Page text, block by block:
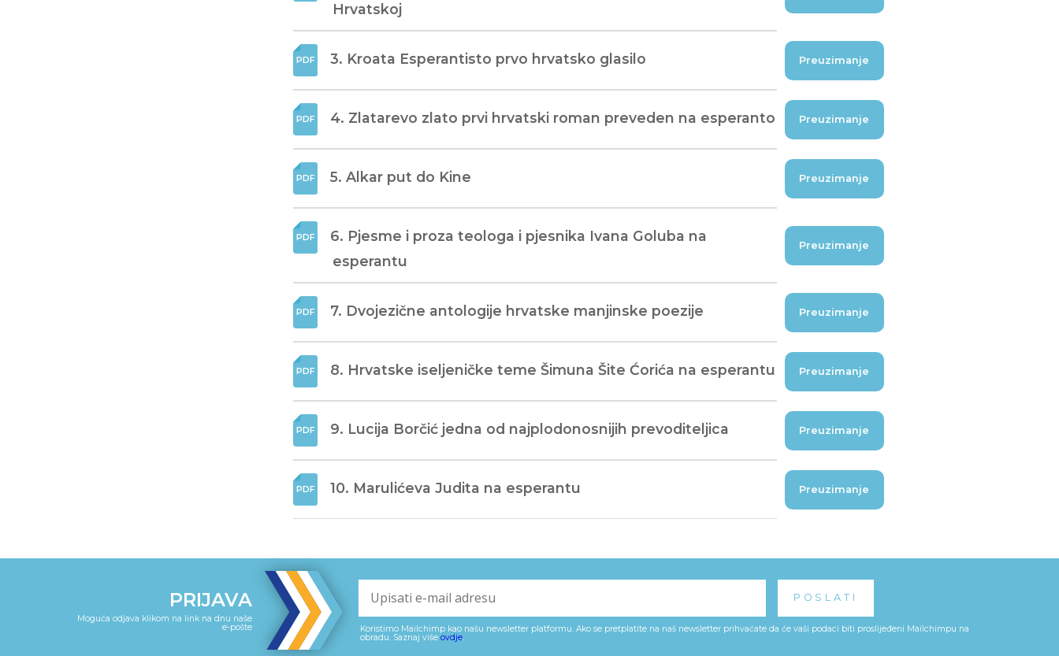
Hrvatskoj
3. Kroata Esperantisto prvo hrvatsko glasilo Preuzimanje
4. Zlatarevo zlato prvi hrvatski roman preveden na esperanto Preuzimanje
5. Alkar put do Kine Preuzimanje
6. Pjesme i proza teologa i pjesnika Ivana Goluba na
esperantu
Preuzimanje
7. Dvojezične antologije hrvatske manjinske poezije Preuzimanje
8. Hrvatske iseljeničke teme Šimuna Šite Ćorića na esperantu Preuzimanje
9. Lucija Borčić jedna od najplodonosnijih prevoditeljica Preuzimanje
10. Marulićeva Judita na esperantu Preuzimanje
PRIJAVA
Moguća odjava klikom na link na dnu naše
e-pošte
Koristimo Mailchimp kao našu newsletter platformu. Ako se pretplatite na naš newsletter prihvaćate da će vaši podaci biti proslijeđeni Mailchimpu na
obradu. Saznaj više ovdje.